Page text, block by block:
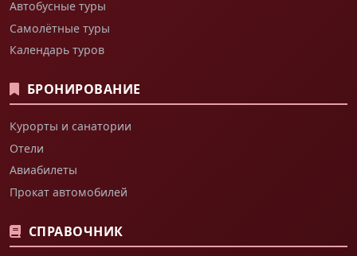
Автобусные туры
Самолётные туры
Календарь туров
БРОНИРОВАНИЕ
Курорты и санатории
Отели
Авиабилеты
Прокат автомобилей
СПРАВОЧНИК